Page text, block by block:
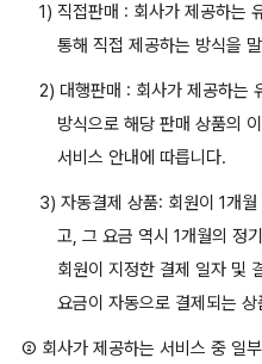
1) 직접판매 : 회사가 제공하는
통해 직접 제공하는 방식을
2) 대행판매 : 회사가 제공하는
방식으로 해당 판매 상품의
서비스 안내에 따릅니다.
3) 자동결제 상품: 회원이 1개
고, 그 요금 역시 1개월의 정
회원이 지정한 결제 일자 및
요금이 자동으로 결제되는
② 회사가 제공하는 서비스 중 일